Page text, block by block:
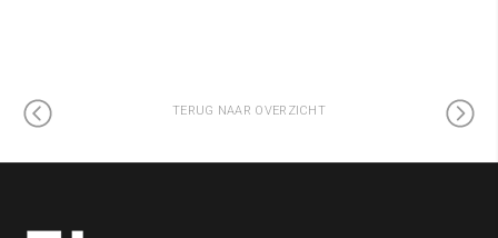
TERUG NAAR OVERZICHT